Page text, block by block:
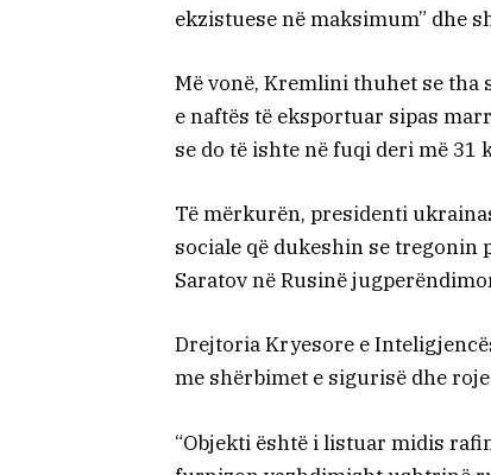
ekzistuese në maksimum” dhe
Më vonë, Kremlini thuhet se
e naftës të eksportuar sipas
se do të ishte në fuqi deri më 31
Të mërkurën, presidenti
sociale që dukeshin se tregonin
Saratov në Rusinë
Drejtoria Kryesore e
me shërbimet e sigurisë dhe
“Objekti është i listuar midis